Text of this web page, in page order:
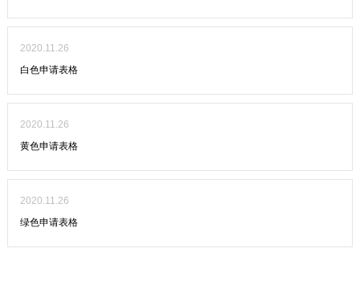
2020.11.26
白色申请表格
2020.11.26
黄色申请表格
2020.11.26
绿色申请表格